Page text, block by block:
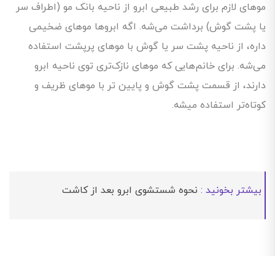
موهای لازم برای رشد طبیعی ابرو از ناحیه بانک مو (اطراف سر
یا پشت گوش) برداشت می‌شه. اگه ابروها موهای ضخیمی
داره، از ناحیه پشت سر یا گوش با موهای پرپشت استفاده
می‌شه. برای خانم‌هایی که موهای نازک‌تری توی ناحیه ابرو
دارند، از قسمت پشت گوش و پایین تر با موهای ظریف و
کوتاه‌تر استفاده میشه.
بیشتر بخونید : نحوه شستشوی ابرو بعد از کاشت